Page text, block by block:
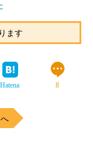
ます
Hatena 8